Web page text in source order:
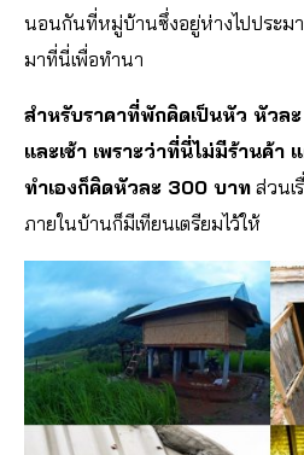
นอนกันที่หมู่บ้านซึ่งอยู่ห่างไปประม
มาที่นี่เพื่อทำนา
สำหรับราคาที่พักคิดเป็นหัว หัวล
และเช้า เพราะว่าที่นี่ไม่มีร้านค้า
ทำเองก็คิดหัวละ 300 บาท ส่วนเ
ภายในบ้านก็มีเทียนเตรียมไว้ให้